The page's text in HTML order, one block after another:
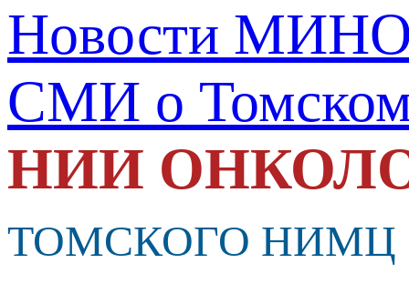
Новости
СМИ о
НИИ
ТОМСКОГО НИМЦ